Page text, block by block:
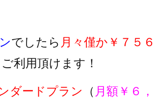
でしたら 月々僅か￥７５６
利用頂けます！
ダードプラン （ 月額￥６，